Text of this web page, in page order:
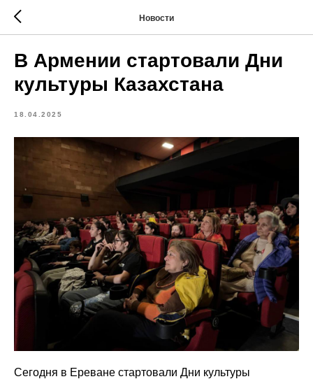
Новости
В Армении стартовали Дни
культуры Казахстана
18.04.2025
Сегодня в Ереване стартовали Дни культуры